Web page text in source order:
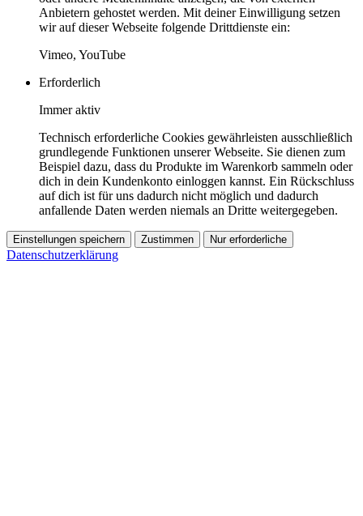
Anbietern gehostet werden. Mit deiner Einwilligung setzen
wir auf dieser Webseite folgende Drittdienste ein:
Vimeo, YouTube
Erforderlich
Immer aktiv
Technisch erforderliche Cookies gewährleisten ausschließlich
grundlegende Funktionen unserer Webseite. Sie dienen zum
Beispiel dazu, dass du Produkte im Warenkorb sammeln oder
dich in dein Kundenkonto einloggen kannst. Ein Rückschluss
auf dich ist für uns dadurch nicht möglich und dadurch
anfallende Daten werden niemals an Dritte weitergegeben.
Einstellungen speichern Zustimmen Nur erforderliche
Datenschutzerklärung